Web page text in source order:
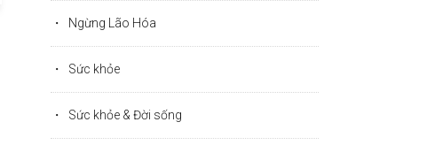
Ngừng Lão Hóa
Sức khỏe
Sức khỏe & Đời sống